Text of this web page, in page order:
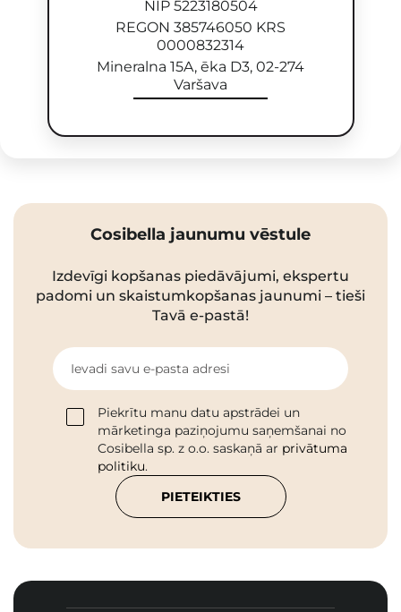
NIP 5223180504
REGON 385746050 KRS
0000832314
Mineralna 15A, ēka D3, 02-274
Varšava
Cosibella jaunumu vēstule
Izdevīgi kopšanas piedāvājumi, ekspertu
padomi un skaistumkopšanas jaunumi – tieši
Tavā e-pastā!
Ievadi savu e-pasta adresi
Piekrītu manu datu apstrādei un
mārketinga paziņojumu saņemšanai no
Cosibella sp. z o.o. saskaņā ar privātuma
politiku.
PIETEIKTIES